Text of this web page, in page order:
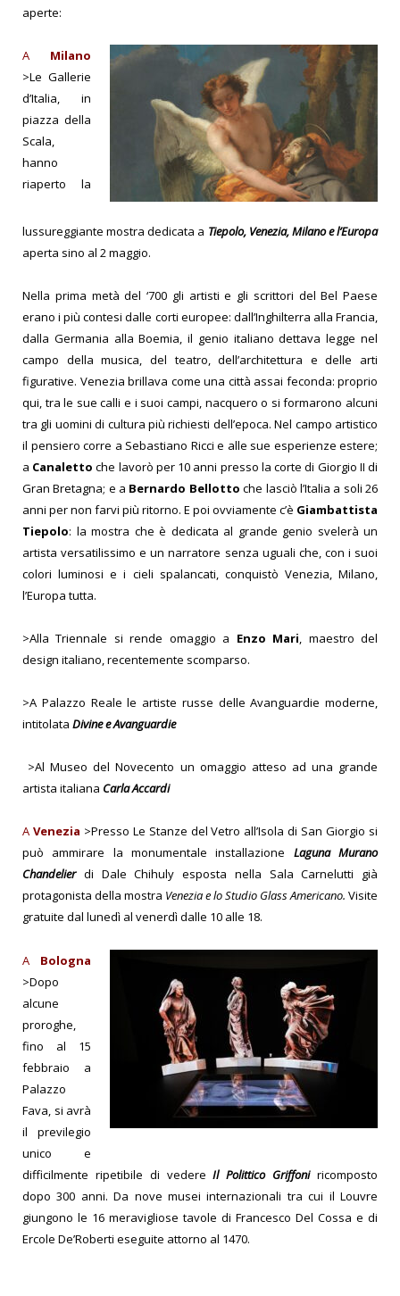
aperte:
A Milano
>Le Gallerie
d’Italia, in
piazza della
Scala,
hanno
riaperto la
lussureggiante mostra dedicata a Tiepolo, Venezia, Milano e l’Europa
aperta sino al 2 maggio.
Nella prima metà del ‘700 gli artisti e gli scrittori del Bel Paese
erano i più contesi dalle corti europee: dall’Inghilterra alla Francia,
dalla Germania alla Boemia, il genio italiano dettava legge nel
campo della musica, del teatro, dell’architettura e delle arti
figurative. Venezia brillava come una città assai feconda: proprio
qui, tra le sue calli e i suoi campi, nacquero o si formarono alcuni
tra gli uomini di cultura più richiesti dell’epoca. Nel campo artistico
il pensiero corre a Sebastiano Ricci e alle sue esperienze estere;
a Canaletto che lavorò per 10 anni presso la corte di Giorgio II di
Gran Bretagna; e a Bernardo Bellotto che lasciò l’Italia a soli 26
anni per non farvi più ritorno. E poi ovviamente c’è Giambattista
Tiepolo: la mostra che è dedicata al grande genio svelerà un
artista versatilissimo e un narratore senza uguali che, con i suoi
colori luminosi e i cieli spalancati, conquistò Venezia, Milano,
l’Europa tutta.
>Alla Triennale si rende omaggio a Enzo Mari, maestro del
design italiano, recentemente scomparso.
>A Palazzo Reale le artiste russe delle Avanguardie moderne,
intitolata Divine e Avanguardie
>Al Museo del Novecento un omaggio atteso ad una grande
artista italiana Carla Accardi
A Venezia >Presso Le Stanze del Vetro all’Isola di San Giorgio si
può ammirare la monumentale installazione
Laguna Murano
Chandelierdi Dale Chihuly esposta nella Sala Carnelutti già
protagonista della mostra Venezia e lo Studio Glass Americano. Visite
gratuite dal lunedì al venerdì dalle 10 alle 18.
A Bologna
>Dopo
alcune
proroghe,
fino al 15
febbraio a
Palazzo
Fava, si avrà
il previlegio
unico e
difficilmente ripetibile di vedereIl Polittico Griffoniricomposto
dopo 300 anni. Da nove musei internazionali tra cui il Louvre
giungono le 16 meravigliose tavole di Francesco Del Cossa e di
Ercole De’Roberti eseguite attorno al 1470.